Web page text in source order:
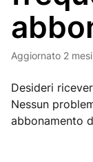
Aggiornato 2
Desideri
Nessun
abbonamento